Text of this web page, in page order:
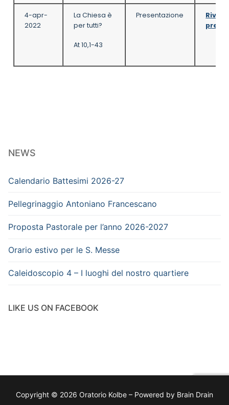
4-apr-
2022
La Chiesa è
per tutti?
At 10,1-43
Presentazione
NEWS
Calendario Battesimi 2026-27
Pellegrinaggio Antoniano Francescano
Proposta Pastorale per l’anno 2026-2027
Orario estivo per le S. Messe
Caleidoscopio 4 – I luoghi del nostro quartiere
LIKE US ON FACEBOOK
Copyright © 2026 Oratorio Kolbe – Powered by Brain Drain